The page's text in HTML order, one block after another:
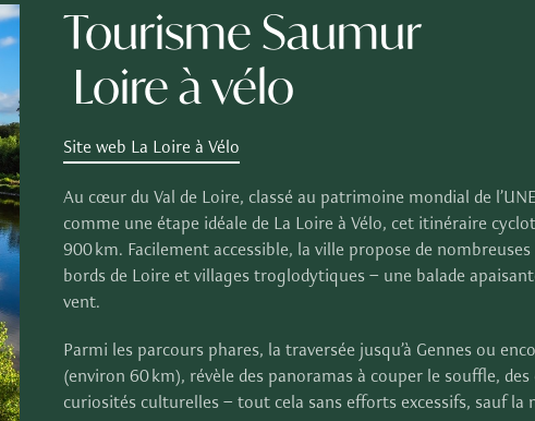
Tourisme Saumur
Loire à vélo
Site web La Loire à Vélo
Au cœur du Val de Loire, classé au patrimoine mondial de
comme une étape idéale de La Loire à Vélo, cet itinéraire
900 km. Facilement accessible, la ville propose de
bords de Loire et villages troglodytiques – une balade
vent.
Parmi les parcours phares, la traversée jusqu’à Gennes ou
(environ 60 km), révèle des panoramas à couper le souffle,
curiosités culturelles – tout cela sans efforts excessifs, sauf la